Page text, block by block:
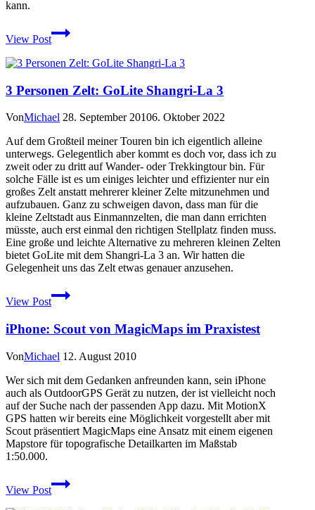
kann.
View Post
Kostenlose
Topokarten
Neuseeland
3 Personen Zelt: GoLite Shangri-La 3
VonMichael 28. September 20106. Oktober 2022
Auf dem Großteil meiner Touren bin ich eigentlich alleine
unterwegs. Gelegentlich aber kommt es doch vor, dass ich zu
zweit oder zu dritt auf Wander- oder Trekkingtour bin. Für
solche Fälle ist es um einiges leichter und effizienter nur ein
großes Zelt anstatt mehrerer kleiner Zelte mitzunehmen und
aufzubauen. Ganz zu schweigen davon, dass man für die
kleine Zeltstadt aus Einmannzelten, die man dann errichten
müsste, auch erst einmal den richtigen Stellplatz finden muss.
Eine große und leichte Alternative zu mehreren kleinen Zelten
bietet GoLite mit dem Shangri-La 3 an. Wir hatten die
Gelegenheit uns das Zelt etwas genauer anzusehen.
View PostPersonen
GoLite
La
iPhone: Scout von MagicMaps im Praxistest
VonMichael 12. August 2010
Wer sich mit dem Gedanken anfreunden kann, sein iPhone
auch als OutdoorGPS Gerät zu nutzen, der ist vielleicht noch
auf der Suche nach der passenden App dazu. Mit MotionX
GPS hatten wir bereits eine Möglichkeit vorgestellt aber mit
Scout präsentiert MagicMaps eine Ansatz mit einem eigenen
Mapstore für topografische Detailkarten im Maßstab
1:50.000.
View Post
iPhone:
Scout